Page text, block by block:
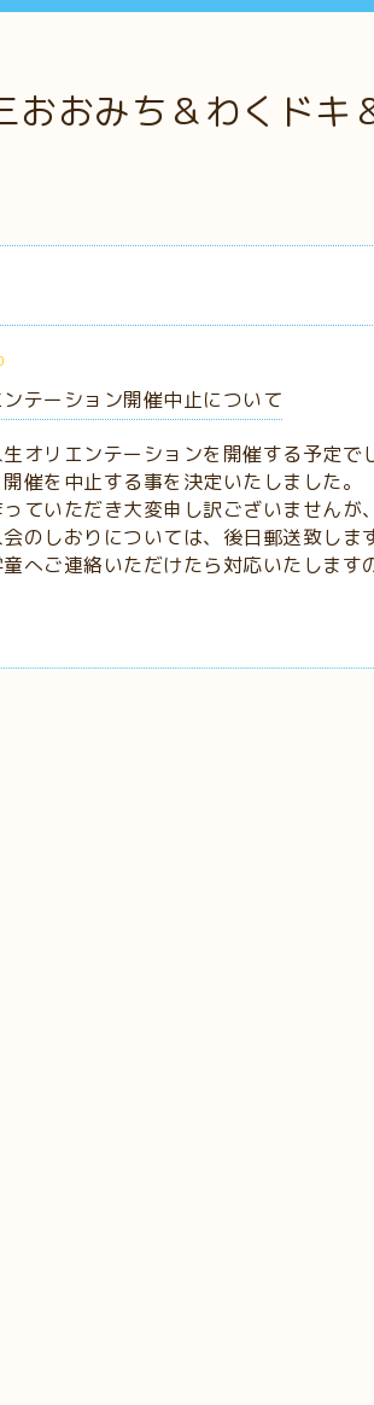
おみち＆わくドキ
テーション開催中止について
オリエンテーションを開催する予定で
催を中止する事を決定いたしました。
ていただき大変申し訳ございませんが
のしおりについては、後日郵送致しま
へご連絡いただけたら対応いたします